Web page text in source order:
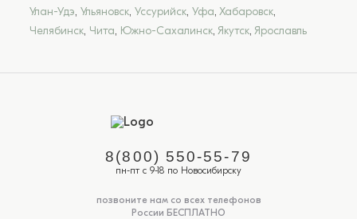
Улан-Удэ, Ульяновск, Уссурийск, Уфа, Хабаровск,
Челябинск, Чита, Южно-Сахалинск, Якутск, Ярославль
8(800) 550-55-79
пн-пт с 9-18 по Новосибирску
позвоните нам со всех телефонов
России БЕСПЛАТНО